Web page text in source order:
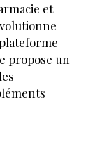
et
propose un